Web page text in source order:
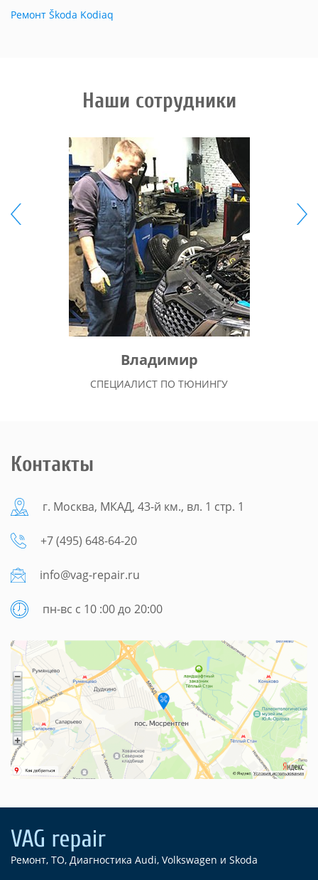
Ремонт Škoda Kodiaq
Наши сотрудники
Владимир
СПЕЦИАЛИСТ ПО ТЮНИНГУ
Контакты
г. Москва, МКАД, 43-й км., вл. 1 стр. 1
+7 (495) 648-64-20
info@vag-repair.ru
пн-вс с 10 :00 до 20:00
Ремонт, ТО, Диагностика Audi, Volkswagen и Skoda